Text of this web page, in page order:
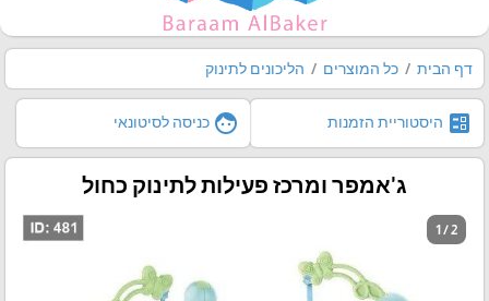
דף הבית כל המוצרים הליכונים לתינוק
ballot היסטוריית הזמנות face כניסה לסיטונאי
ג'אמפר ומרכז פעילות לתינוק כחול
1 / 2